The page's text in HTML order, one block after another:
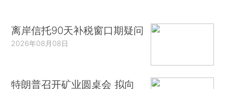
离岸信托90天补税窗口期疑问
2026年08月08日
特朗普召开矿业圆桌会 拟向